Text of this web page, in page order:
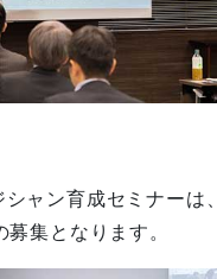
ャン育成セミナーは、
募集となります。